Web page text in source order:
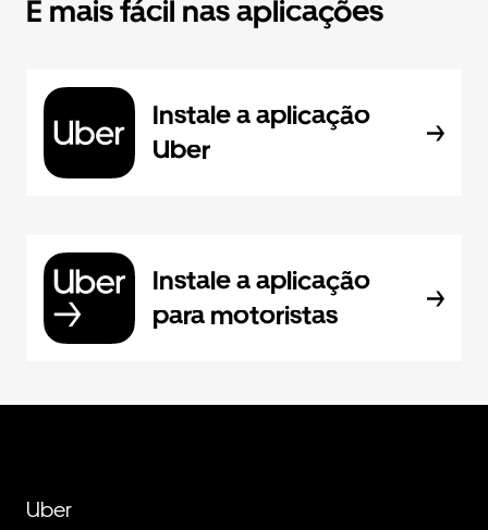
É mais fácil nas aplicações
Instale a aplicação
Uber
Instale a aplicação
para motoristas
Uber